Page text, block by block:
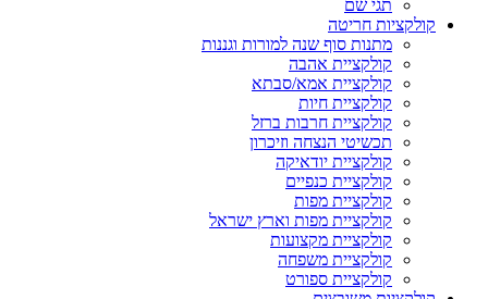
תגי שם
קולקציות חריטה
מתנות סוף שנה למורות וגננות
קולקציית אהבה
קולקציית אמא/סבתא
קולקציית חיות
קולקציית חרבות ברזל
תכשיטי הנצחה וזיכרון
קולקציית יודאיקה
קולקציית כנפיים
קולקציית מפות
קולקציית מפות וארץ ישראל
קולקציית מקצועות
קולקציית משפחה
קולקציית ספורט